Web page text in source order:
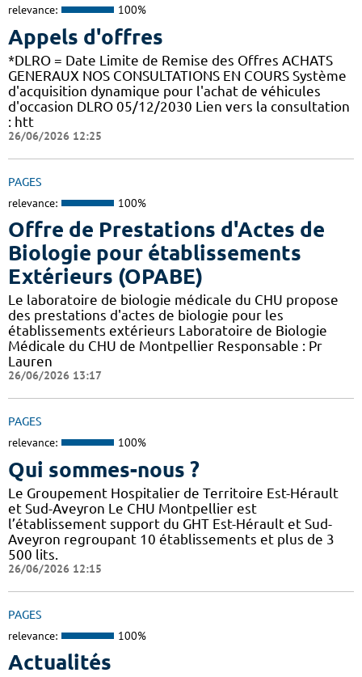
relevance: 100%
Appels d'offres
*DLRO = Date Limite de Remise des Offres ACHATS
GENERAUX NOS CONSULTATIONS EN COURS Système
d'acquisition dynamique pour l'achat de véhicules
d'occasion DLRO 05/12/2030 Lien vers la consultation
: htt
26/06/2026 12:25
PAGES
relevance: 100%
Offre de Prestations d'Actes de
Biologie pour établissements
Extérieurs (OPABE)
Le laboratoire de biologie médicale du CHU propose
des prestations d'actes de biologie pour les
établissements extérieurs Laboratoire de Biologie
Médicale du CHU de Montpellier Responsable : Pr
Lauren
26/06/2026 13:17
PAGES
relevance: 100%
Qui sommes-nous ?
Le Groupement Hospitalier de Territoire Est-Hérault
et Sud-Aveyron Le CHU Montpellier est
l’établissement support du GHT Est-Hérault et Sud-
Aveyron regroupant 10 établissements et plus de 3
500 lits.
26/06/2026 12:15
PAGES
relevance: 100%
Actualités